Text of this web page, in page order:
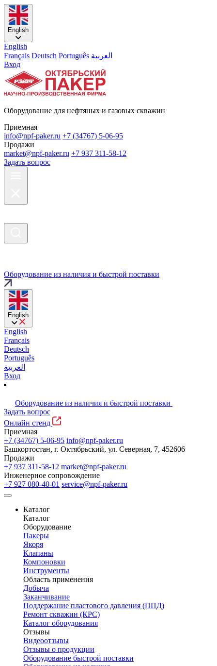
English
English
Français Deutsch Português العربية
Вход
Оборудование для нефтяных и газовых скважин
Приемная
info@npf-paker.ru +7 (34767) 5-06-95
Продажи
market@npf-paker.ru +7 937 311-58-12
Задать вопрос
Оборудование из наличия и быстрой поставки
English
English
Français
Deutsch
Português
العربية
Вход
Оборудование из наличия и быстрой поставки
Задать вопрос
Онлайн стенд
Приемная
+7 (34767) 5-06-95 info@npf-paker.ru
Башкортостан, г. Октябрьский, ул. Северная, 7, 452606
Продажи
+7 937 311-58-12 market@npf-paker.ru
Инженерное сопровождение
+7 927 080-40-01 service@npf-paker.ru
Каталог
Каталог
Оборудование
Пакеры
Якоря
Клапаны
Компоновки
Инструменты
Область применения
Добыча
Заканчивание
Поддержание пластового давления (ППД)
Ремонт скважин (КРС)
Каталог оборудования
Отзывы
Видеоотзывы
Отзывы о продукции
Оборудование быстрой поставки